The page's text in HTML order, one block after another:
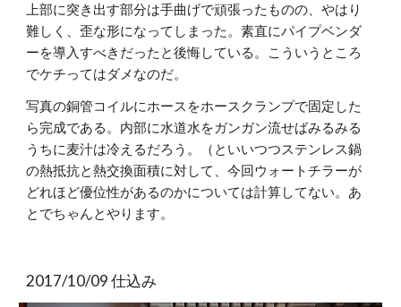
上部に突き出す部分は手曲げで頑張ったものの、やはり
難しく、歪な形になってしまった。素直にパイプベンダ
ーを導入すべきだったと後悔している。こういうところ
でケチってはダメなのだ。
写真の銅管コイルにホースをホースクランプで固定した
ら完成である。内部に水道水をガンガン流せばみるみる
うちに麦汁は冷えるだろう。（といいつつステンレス鍋
の熱抵抗と熱交換面積に対して、今回ウォートチラーが
どれほど優位性があるのかについては計算してない。あ
とでちゃんとやります。
2017/10/09 仕込み